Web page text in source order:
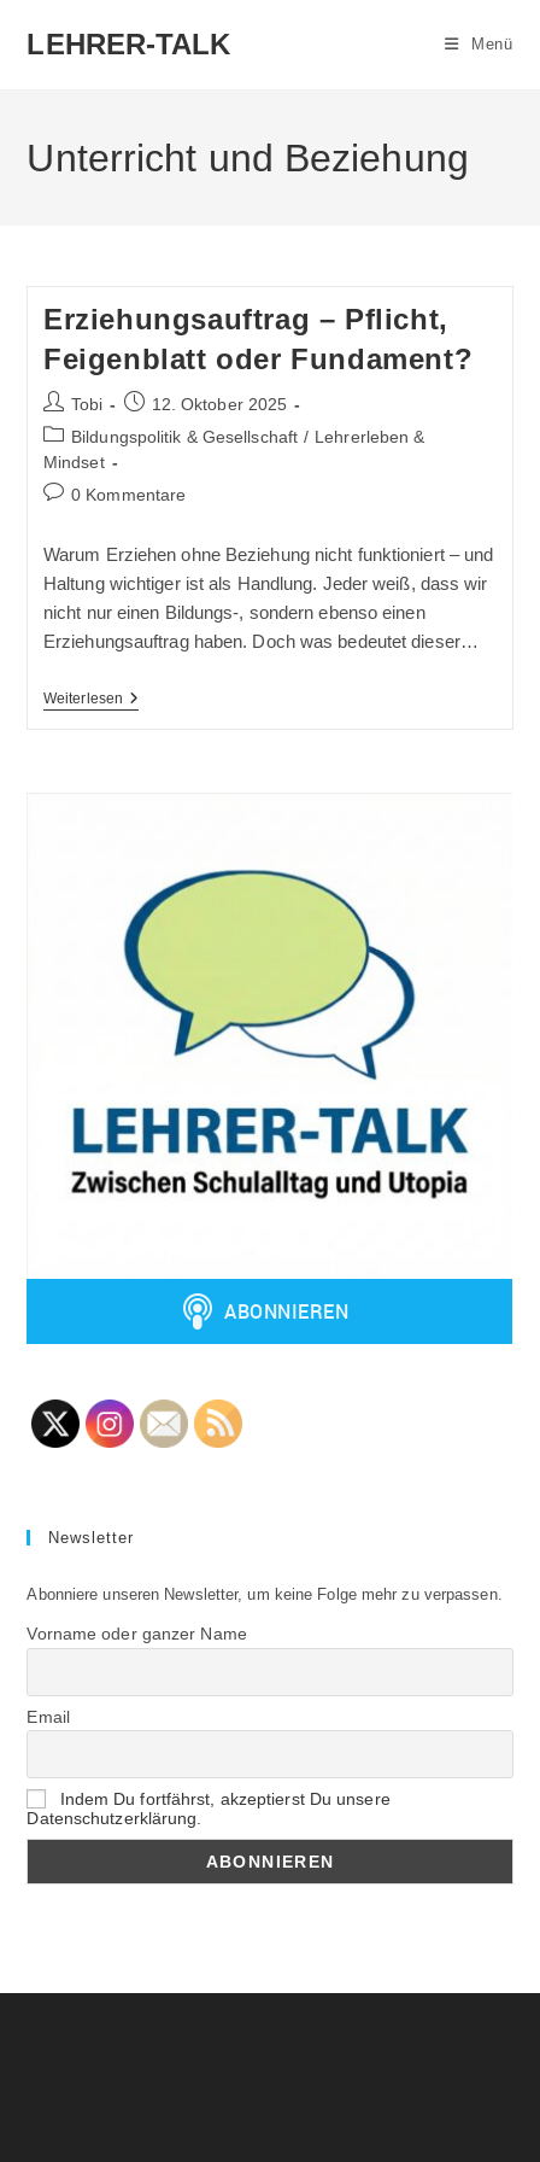
LEHRER-TALK Menü
Unterricht und Beziehung
Erziehungsauftrag – Pflicht,
Feigenblatt oder Fundament?
Beitrags-
Autor:
Tobi
Beitrag
veröffentlicht:
12. Oktober 2025
Beitrags-
Kategorie:
Bildungspolitik & Gesellschaft / Lehrerleben &
Mindset
Beitrags-
0 Kommentare
Warum Erziehen ohne Beziehung nicht funktioniert – und
Haltung wichtiger ist als Handlung. Jeder weiß, dass wir
nicht nur einen Bildungs-, sondern ebenso einen
Erziehungsauftrag haben. Doch was bedeutet dieser…
Weiterlesen Erziehungsauftrag
Newsletter
Abonniere unseren Newsletter, um keine Folge mehr zu verpassen.
Vorname oder ganzer Name
Email
Indem Du fortfährst, akzeptierst Du unsere
Datenschutzerklärung.